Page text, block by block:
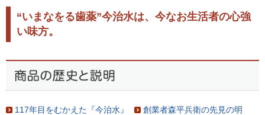
“いまなをる歯薬”今治水は、今なお生活者の心強
い味方。
117年目をむかえた『今治水』
創業者森平兵衛の先見の明